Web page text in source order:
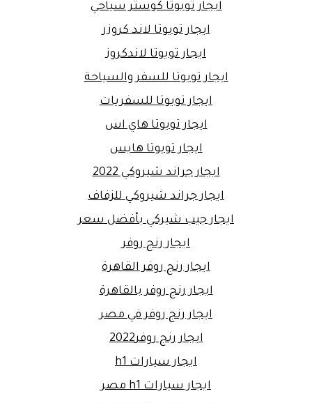
ايجار تويوتا كوستر سياحي
ايجار تويوتا لاند كروزر
ايجار تويوتا لاندكروز
ايجار تويوتا للسفر والسياحة
ايجار تويوتا للسفريات
ايجار تويوتا هاي اس
ايجار تويوتا هايس
ايجار جراند شيروكي 2022
ايجار جراند شيروكي للزفاف
ايجار جيب شيركي بأفضل سعر
ايجار رنج روفر
ايجار رنج روفر القاهرة
ايجار رنج روفر بالقاهرة
ايجار رنج روفر في مصر
ايجار رنج روفر2022
ايجار سيارات h1
ايجار سيارات h1 مصر